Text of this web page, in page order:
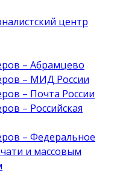
центр
– Абрамцево
– МИД России
– Почта России
– Российская
– Федеральное
и массовым